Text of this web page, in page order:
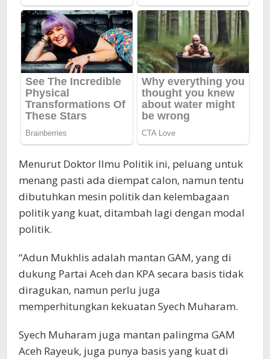
Menurut Doktor Ilmu Politik ini, peluang untuk
menang pasti ada diempat calon, namun tentu
dibutuhkan mesin politik dan kelembagaan
politik yang kuat, ditambah lagi dengan modal
politik.
“Adun Mukhlis adalah mantan GAM, yang di
dukung Partai Aceh dan KPA secara basis tidak
diragukan, namun perlu juga
memperhitungkan kekuatan Syech Muharam.
Syech Muharam juga mantan palingma GAM
Aceh Rayeuk, juga punya basis yang kuat di